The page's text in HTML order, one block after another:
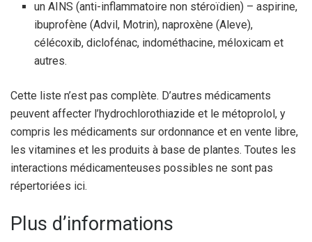
un AINS (anti-inflammatoire non stéroïdien) – aspirine,
ibuprofène (Advil, Motrin), naproxène (Aleve),
célécoxib, diclofénac, indométhacine, méloxicam et
autres.
Cette liste n’est pas complète. D’autres médicaments
peuvent affecter l’hydrochlorothiazide et le métoprolol, y
compris les médicaments sur ordonnance et en vente libre,
les vitamines et les produits à base de plantes. Toutes les
interactions médicamenteuses possibles ne sont pas
répertoriées ici.
Plus d’informations